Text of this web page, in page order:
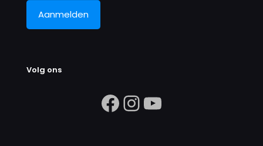
Volg ons
https://www.facebook.com/
Instagram
https://